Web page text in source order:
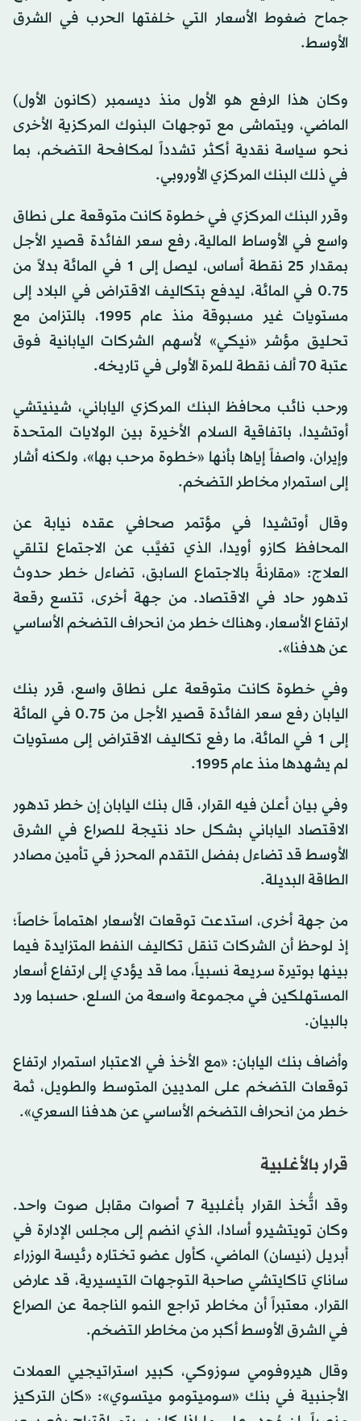
جماح ضغوط الأسعار التي خلفتها الحرب في الشرق
الأوسط.
وكان هذا الرفع هو الأول منذ ديسمبر (كانون الأول)
الماضي، ويتماشى مع توجهات البنوك المركزية الأخرى
نحو سياسة نقدية أكثر تشدداً لمكافحة التضخم، بما
في ذلك البنك المركزي الأوروبي.
وقرر البنك المركزي في خطوة كانت متوقعة على نطاق
واسع في الأوساط المالية، رفع سعر الفائدة قصير الأجل
بمقدار 25 نقطة أساس، ليصل إلى 1 في المائة بدلاً من
0.75 في المائة، ليدفع بتكاليف الاقتراض في البلاد إلى
مستويات غير مسبوقة منذ عام 1995، بالتزامن مع
تحليق مؤشر «نيكي» لأسهم الشركات اليابانية فوق
عتبة 70 ألف نقطة للمرة الأولى في تاريخه.
ورحب نائب محافظ البنك المركزي الياباني، شينيتشي
أوتشيدا، باتفاقية السلام الأخيرة بين الولايات المتحدة
وإيران، واصفاً إياها بأنها «خطوة مرحب بها»، ولكنه أشار
إلى استمرار مخاطر التضخم.
وقال أوتشيدا في مؤتمر صحافي عقده نيابة عن
المحافظ كازو أويدا، الذي تغيَّب عن الاجتماع لتلقي
العلاج: «مقارنةً بالاجتماع السابق، تضاءل خطر حدوث
تدهور حاد في الاقتصاد. من جهة أخرى، تتسع رقعة
ارتفاع الأسعار، وهناك خطر من انحراف التضخم الأساسي
عن هدفنا».
وفي خطوة كانت متوقعة على نطاق واسع، قرر بنك
اليابان رفع سعر الفائدة قصير الأجل من 0.75 في المائة
إلى 1 في المائة، ما رفع تكاليف الاقتراض إلى مستويات
لم يشهدها منذ عام 1995.
وفي بيان أعلن فيه القرار، قال بنك اليابان إن خطر تدهور
الاقتصاد الياباني بشكل حاد نتيجة للصراع في الشرق
الأوسط قد تضاءل بفضل التقدم المحرز في تأمين مصادر
الطاقة البديلة.
من جهة أخرى، استدعت توقعات الأسعار اهتماماً خاصاً؛
إذ لوحظ أن الشركات تنقل تكاليف النفط المتزايدة فيما
بينها بوتيرة سريعة نسبياً، مما قد يؤدي إلى ارتفاع أسعار
المستهلكين في مجموعة واسعة من السلع، حسبما ورد
بالبيان.
وأضاف بنك اليابان: «مع الأخذ في الاعتبار استمرار ارتفاع
توقعات التضخم على المديين المتوسط والطويل، ثمة
خطر من انحراف التضخم الأساسي عن هدفنا السعري».
قرار بالأغلبية
وقد اتُّخذ القرار بأغلبية 7 أصوات مقابل صوت واحد.
وكان تويتشيرو أسادا، الذي انضم إلى مجلس الإدارة في
أبريل (نيسان) الماضي، كأول عضو تختاره رئيسة الوزراء
ساناي تاكايتشي صاحبة التوجهات التيسيرية، قد عارض
القرار، معتبراً أن مخاطر تراجع النمو الناجمة عن الصراع
في الشرق الأوسط أكبر من مخاطر التضخم.
وقال هيروفومي سوزوكي، كبير استراتيجيي العملات
الأجنبية في بنك «سوميتومو ميتسوي»: «كان التركيز